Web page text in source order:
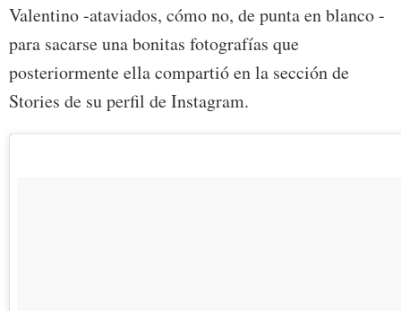
Valentino -ataviados, cómo no, de punta en blanco -
para sacarse una bonitas fotografías que
posteriormente ella compartió en la sección de
Stories de su perfil de Instagram.